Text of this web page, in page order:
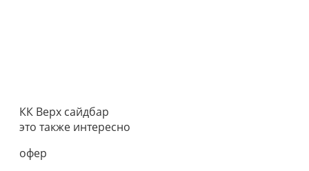
КК Верх сайдбар
это также интересно
офер